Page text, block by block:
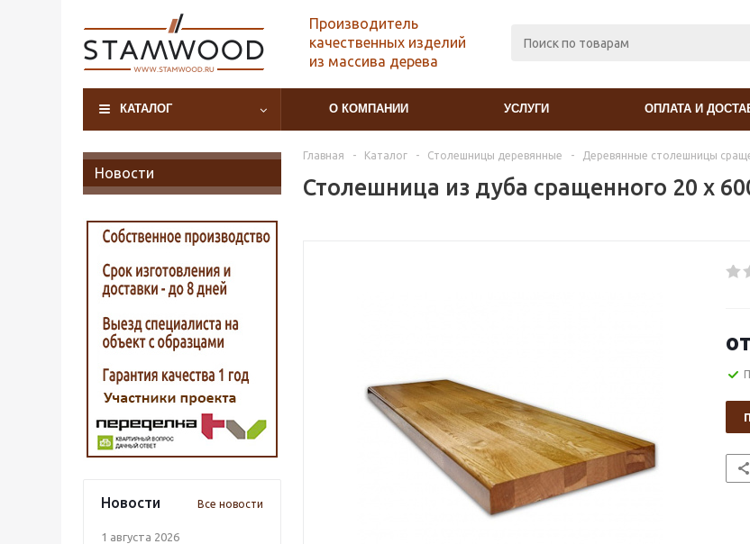
Производитель
качественных изделий
из массива дерева
КАТАЛОГ О КОМПАНИИ УСЛУГИ ОПЛАТА И
Новости
Новости Все новости
1 августа 2026
Главная - Каталог - Столешницы деревянные - Деревянные столешницы
Столешница из дуба сращенного 20 х